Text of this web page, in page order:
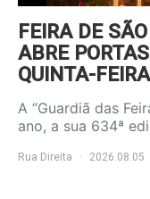
FEIRA DE
ABRE
QUINTA-FEIRA
A “Guardiã das
ano, a sua 634ª
Rua Direita 2026.08.05